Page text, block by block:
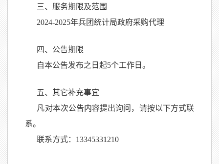
三、服务期限及范围
2024-2025年兵团统计局政府采购代理
四、公告期限
自本公告发布之日起5个工作日。
五、其它补充事宜
凡对本次公告内容提出询问，请按以下方式联
系。
联系方式：13345331210